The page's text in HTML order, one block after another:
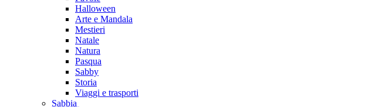
Halloween
Arte e Mandala
Mestieri
Natale
Natura
Pasqua
Sabby
Storia
Viaggi e trasporti
Sabbia